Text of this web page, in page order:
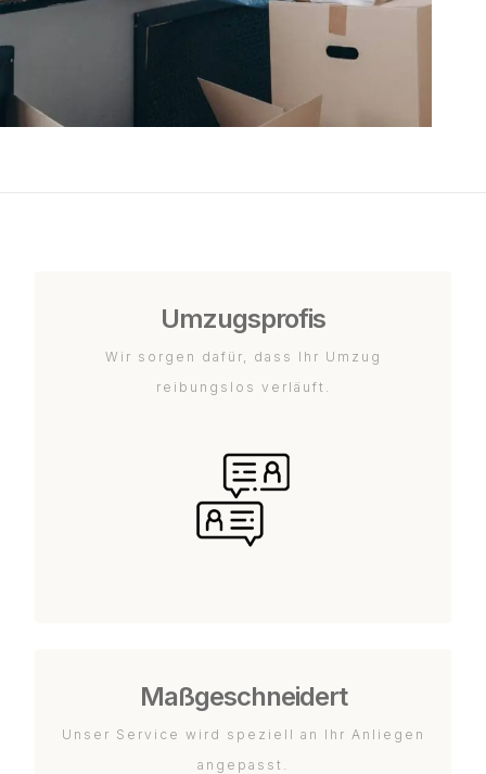
Umzugsprofis
Wir sorgen dafür, dass Ihr Umzug
reibungslos verläuft.
Maßgeschneidert
Unser Service wird speziell an Ihr Anliegen
angepasst.